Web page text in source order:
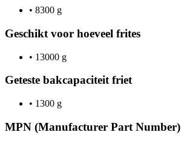
• 8300 g
Geschikt voor hoeveel frites
• 13000 g
Geteste bakcapaciteit friet
• 1300 g
MPN (Manufacturer Part Number)